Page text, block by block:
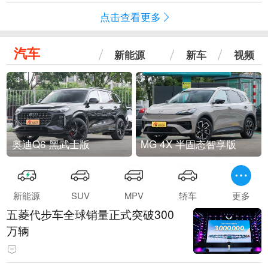
点击查看更多
汽车 新能源 新车 视频
奥迪Q6 黑武士版 MG 4X 半固态智享版
新能源 SUV MPV 轿车 更多
五菱代步车全球销量正式突破300
万辆